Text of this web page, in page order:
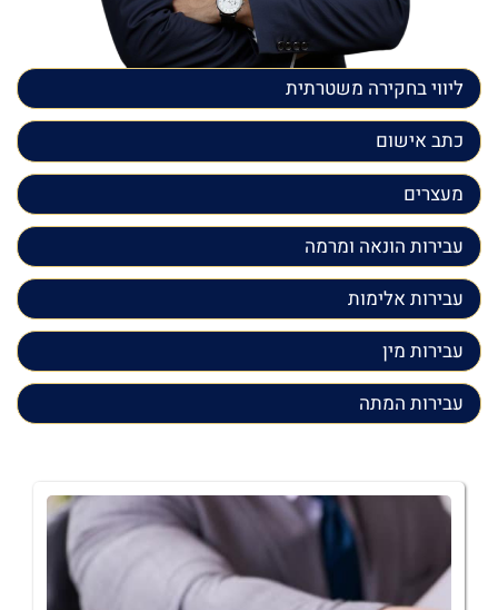
ליווי בחקירה משטרתית
כתב אישום
מעצרים
עבירות הונאה ומרמה
עבירות אלימות
עבירות מין
עבירות המתה